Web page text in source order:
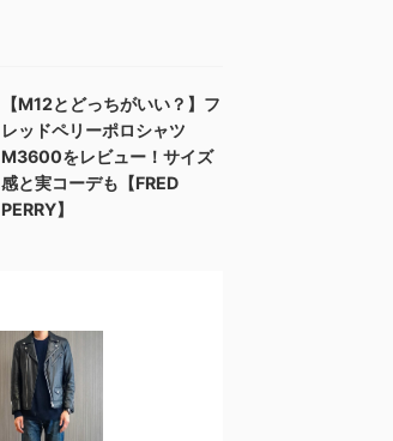
【M12とどっちがいい？】フ
レッドペリーポロシャツ
M3600をレビュー！サイズ
感と実コーデも【FRED
PERRY】